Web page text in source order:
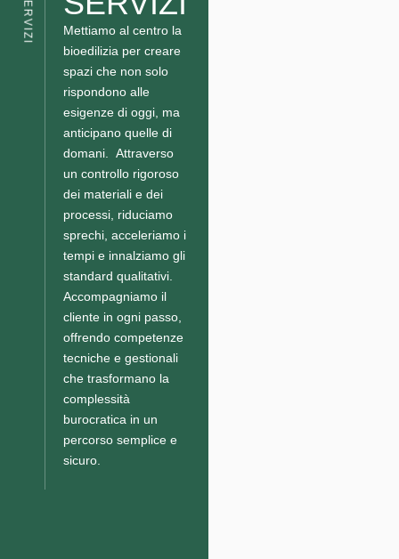
Mettiamo al centro la
bioedilizia per creare
spazi che non solo
rispondono alle
esigenze di oggi, ma
anticipano quelle di
domani. Attraverso
un controllo rigoroso
dei materiali e dei
processi, riduciamo
sprechi, acceleriamo i
tempi e innalziamo gli
standard qualitativi.
Accompagniamo il
cliente in ogni passo,
offrendo competenze
tecniche e gestionali
che trasformano la
complessità
burocratica in un
percorso semplice e
sicuro.